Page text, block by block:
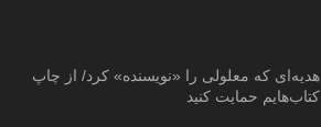
هدیه‌ای که معلولی را «نویسنده» کرد/ از چاپ
کتاب‌هایم حمایت کنید